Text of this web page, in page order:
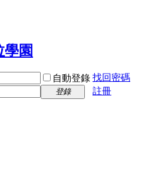
自動登錄 找回密碼
登錄
註冊